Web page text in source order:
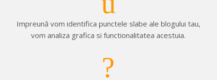
Impreună vom identifica punctele slabe ale blogului tau,
vom analiza grafica si functionalitatea acestuia.